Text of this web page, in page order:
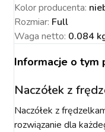
I
DO
DLA
KONIA
ROŚLIN
DO
Kolor producenta:
Rozmiar: Full
Waga netto: 0.084
Informacje o tym
Naczółek z
Naczółek z
rozwiązanie dla